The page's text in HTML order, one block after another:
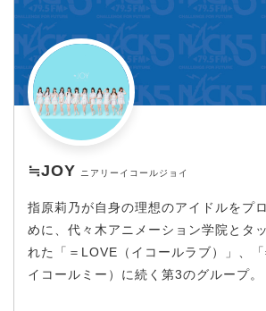
≒JOY ニアリーイコールジョイ
指原莉乃が自身の理想のアイドルをプ
めに、代々木アニメーション学院とタ
れた「＝LOVE（イコールラブ）」、
イコールミー）に続く第3のグループ。